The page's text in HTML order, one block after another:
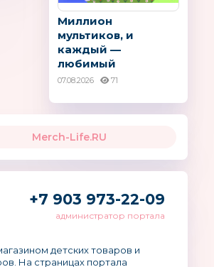
Миллион
мультиков, и
каждый —
любимый
07.08.2026 71
Merch-Life.RU
+7 903 973-22-09
администратор портала
детских товаров и
На страницах портала